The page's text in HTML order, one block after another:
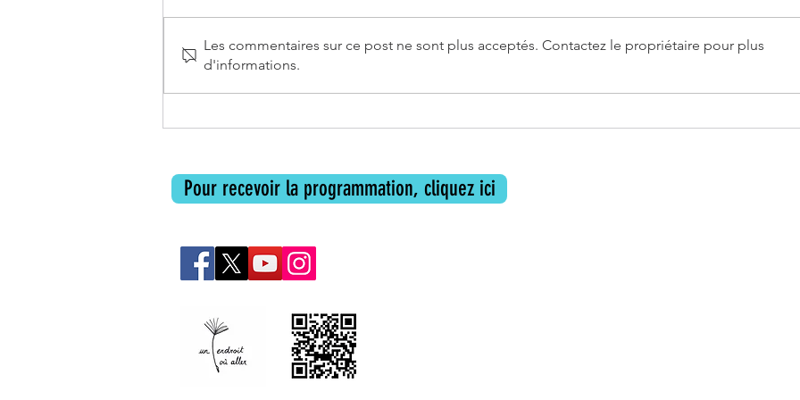
Librairie Mots & Cie à
Librairies L'Attrape-Coeurs à Paris
Les commentaires sur ce post ne sont plus acceptés. Contactez le propriétaire pour plus
d'informations.
Pour recevoir la programmation, cliquez ici